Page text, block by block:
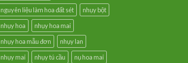
nguyên liệu làm hoa đất sét
nhụy bột
nhụy hoa
nhụy hoa mai
nhụy hoa mẫu đơn
nhụy lan
nhụy mai
nhụy tú cầu nụ hoa mai